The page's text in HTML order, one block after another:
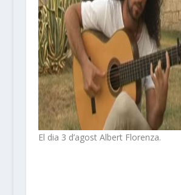
El dia 3 d’agost Albert Florenza.